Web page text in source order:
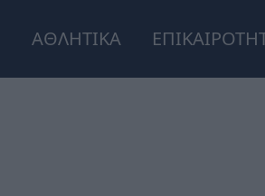
ΑΘΛΗΤΙΚΑ